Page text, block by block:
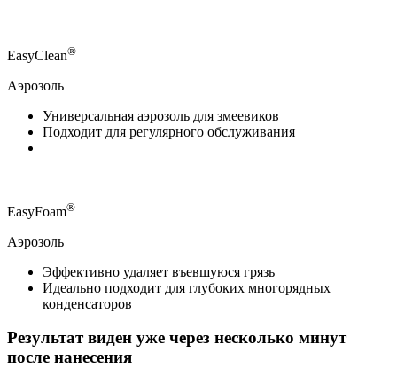
EasyClean®
Аэрозоль
Универсальная аэрозоль для змеевиков
Подходит для регулярного обслуживания
EasyFoam®
Аэрозоль
Эффективно удаляет въевшуюся грязь
Идеально подходит для глубоких многорядных
конденсаторов
Результат виден уже через несколько минут
после нанесения